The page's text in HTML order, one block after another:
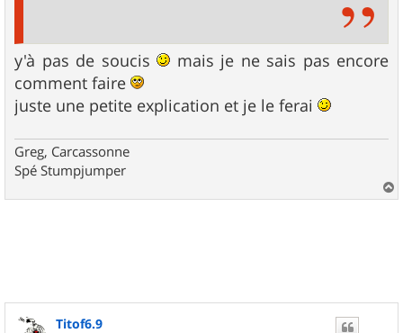
y'à pas de soucis
mais je ne sais pas encore
comment faire
juste une petite explication et je le ferai
Greg, Carcassonne
Spé Stumpjumper
a
Titof6.9